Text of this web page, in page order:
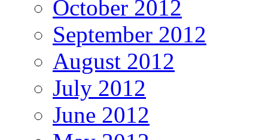
October 2012
September 2012
August 2012
July 2012
June 2012